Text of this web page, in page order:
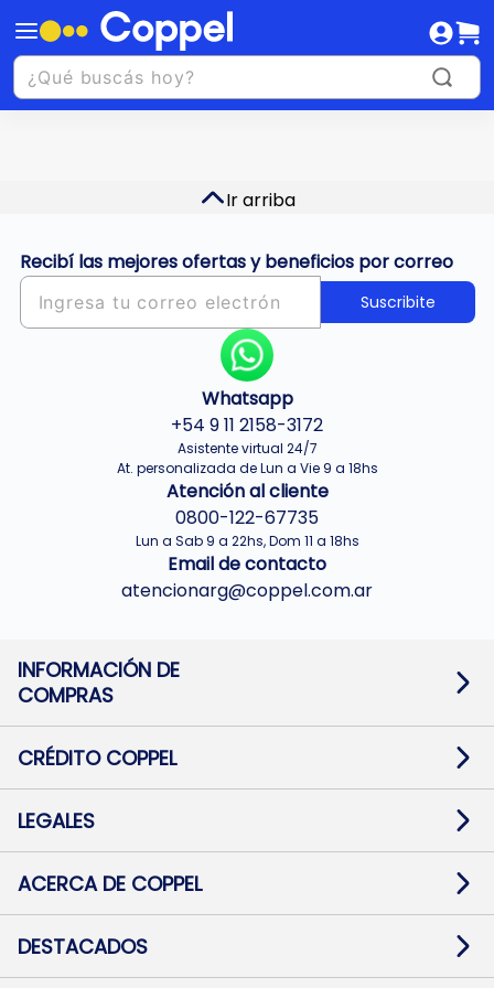
Ir arriba
Recibí las mejores ofertas y beneficios por correo
Suscribite
Whatsapp
+54 9 11 2158-3172
Asistente virtual 24/7
At. personalizada de Lun a Vie 9 a 18hs
Atención al cliente
0800-122-67735
Lun a Sab 9 a 22hs, Dom 11 a 18hs
Email de contacto
atencionarg@coppel.com.ar
INFORMACIÓN DE
COMPRAS
Términos y condiciones
Botón de arrepentimiento
Mapa de sitio
CRÉDITO COPPEL
Solicitar Crédito
Medios de Pago
Pago Fácil Online
LEGALES
Baja contratos
Defensa al consumidor CABA
ACERCA DE COPPEL
Trabajá con Nosotros
Preguntas Frecuentes
DESTACADOS